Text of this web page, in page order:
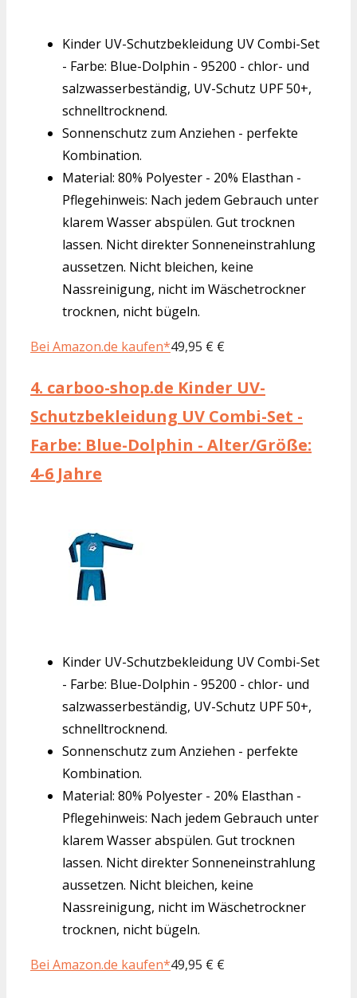
Kinder UV-Schutzbekleidung UV Combi-Set
- Farbe: Blue-Dolphin - 95200 - chlor- und
salzwasserbeständig, UV-Schutz UPF 50+,
schnelltrocknend.
Sonnenschutz zum Anziehen - perfekte
Kombination.
Material: 80% Polyester - 20% Elasthan -
Pflegehinweis: Nach jedem Gebrauch unter
klarem Wasser abspülen. Gut trocknen
lassen. Nicht direkter Sonneneinstrahlung
aussetzen. Nicht bleichen, keine
Nassreinigung, nicht im Wäschetrockner
trocknen, nicht bügeln.
Bei Amazon.de kaufen*49,95 € €
4. carboo-shop.de Kinder UV-
Schutzbekleidung UV Combi-Set -
Farbe: Blue-Dolphin - Alter/Größe:
4-6 Jahre
Kinder UV-Schutzbekleidung UV Combi-Set
- Farbe: Blue-Dolphin - 95200 - chlor- und
salzwasserbeständig, UV-Schutz UPF 50+,
schnelltrocknend.
Sonnenschutz zum Anziehen - perfekte
Kombination.
Material: 80% Polyester - 20% Elasthan -
Pflegehinweis: Nach jedem Gebrauch unter
klarem Wasser abspülen. Gut trocknen
lassen. Nicht direkter Sonneneinstrahlung
aussetzen. Nicht bleichen, keine
Nassreinigung, nicht im Wäschetrockner
trocknen, nicht bügeln.
Bei Amazon.de kaufen*49,95 € €